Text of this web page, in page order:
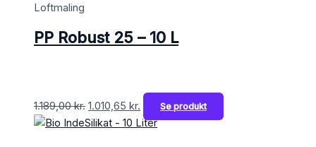
Loftmaling
PP Robust 25 – 10 L
1.189,00kr. 1.010,65 kr. Se produkt